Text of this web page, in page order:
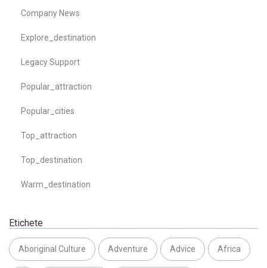
Company News
Explore_destination
Legacy Support
Popular_attraction
Popular_cities
Top_attraction
Top_destination
Warm_destination
Etichete
Aboriginal Culture Adventure Advice Africa